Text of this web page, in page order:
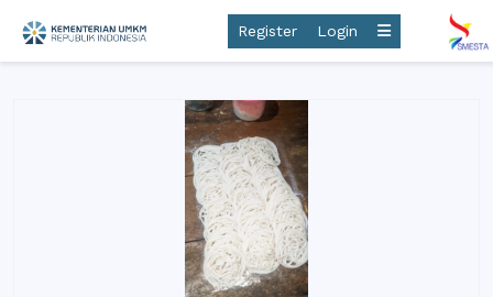
Register Login